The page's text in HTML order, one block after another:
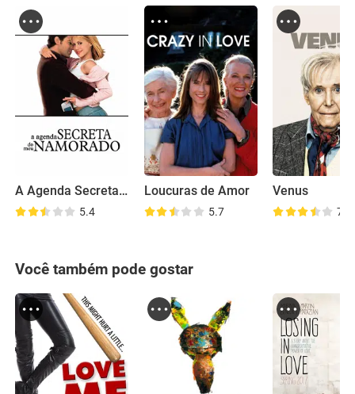
A Agenda Secreta do Meu Namorado
5.4
Loucuras de Amor
5.7
Venus
7.1
Você também pode gostar